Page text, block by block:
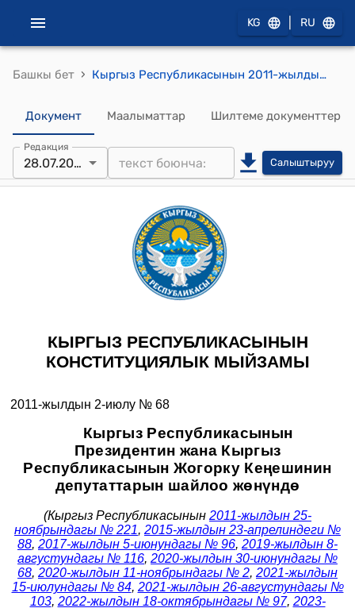
KG RU
Башкы бет › Кыргыз Республикасынын 2011-жылдын 2-июлундагы № 68 "Кыргыз Республикасынын Президентин жана Кыргыз Республикасынын Жогорку Кеңешинин депутаттарын шайлоо жөнүндө" Конституциялык Мыйзамы
Документ Маалыматтар Шилтеме документтер
Редакция
28.07.2026 Салыштыруу